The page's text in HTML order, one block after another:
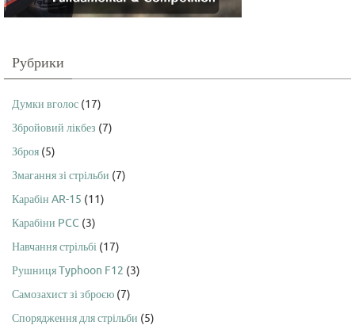
Рубрики
Думки вголос (17)
Збройовий лікбез (7)
Зброя (5)
Змагання зі стрільби (7)
Карабін AR-15 (11)
Карабіни PCC (3)
Навчання стрільбі (17)
Рушниця Typhoon F12 (3)
Самозахист зі зброєю (7)
Спорядження для стрільби (5)